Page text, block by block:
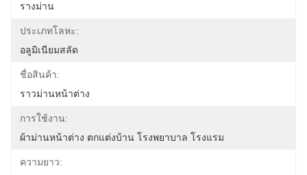
รางม่าน
ประเภทโลหะ:
อลูมิเนียมสลัด
ชื่อสินค้า:
ราวม่านหน้าต่าง
การใช้งาน:
ผ้าม่านหน้าต่าง ตกแต่งบ้าน โรงพยาบาล โรงแรม
ความยาว: